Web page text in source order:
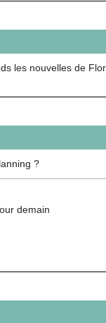
les nouvelles de
?
demain